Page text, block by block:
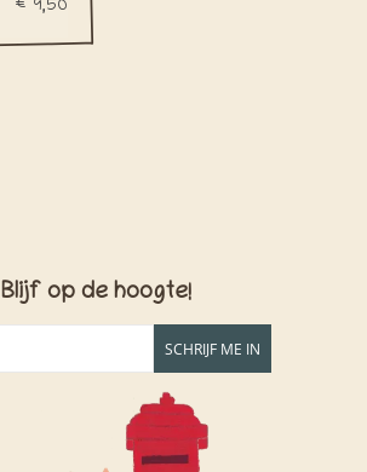
€9,50
Blijf op de hoogte!
SCHRIJF ME IN